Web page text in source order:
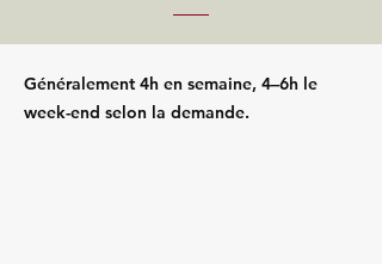
Généralement 4h en semaine, 4–6h le
week-end selon la demande.